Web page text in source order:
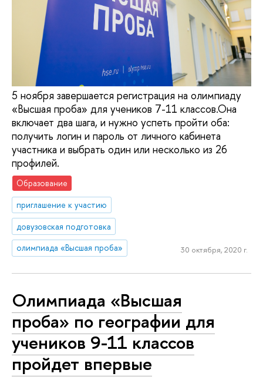
5 ноября завершается регистрация на олимпиаду
«Высшая проба» для учеников 7-11 классов.Она
включает два шага, и нужно успеть пройти оба:
получить логин и пароль от личного кабинета
участника и выбрать один или несколько из 26
профилей.
Образование
приглашение к участию
довузовская подготовка
олимпиада «Высшая проба»
30 октября, 2020 г.
Олимпиада «Высшая
проба» по географии для
учеников 9-11 классов
пройдет впервые